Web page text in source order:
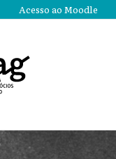
Acesso ao Moodle